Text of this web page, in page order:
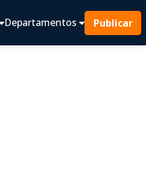
Departamentos Publicar